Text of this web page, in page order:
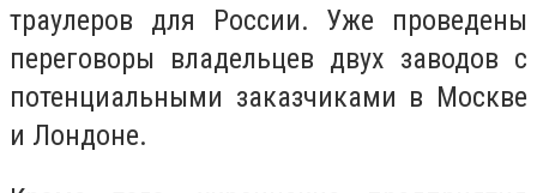
траулеров для России. Уже проведены
переговоры владельцев двух заводов с
потенциальными заказчиками в Москве
и Лондоне.